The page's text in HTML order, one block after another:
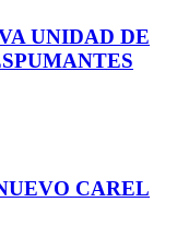
UNIDAD DE
CAREL